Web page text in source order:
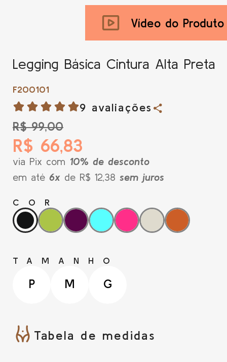
Vídeo do Produto
Legging Básica Cintura Alta Preta
F200101
9 avaliações
R$ 99,00
R$ 66,83
via Pix com 10% de desconto
em até 6x de R$ 12,38 sem juros
COR
TAMANHO
P M G
Tabela de medidas